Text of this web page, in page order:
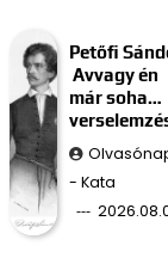
Petőfi
Avvagy én
már soha…
- Kata